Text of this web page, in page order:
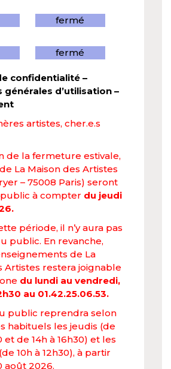
fermé
fermé
confidentialité –
générales d’utilisation –
artistes, cher.e.s
de la fermeture estivale,
La Maison des Artistes
– 75008 Paris) seront
à compter du jeudi
période, il n’y aura pas
public. En revanche,
de La
Artistes restera joignable
du lundi au vendredi,
au 01.42.25.06.53.
public reprendra selon
habituels les jeudis (de
et de 14h à 16h30) et les
10h à 12h30), à partir
août 2026.